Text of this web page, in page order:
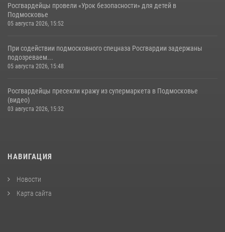
Росгвардейцы провели «Урок безопасности» для детей в
Подмосковье
05 августа 2026, 15:52
При содействии подмосковного спецназа Росгвардии задержаны
подозреваем...
05 августа 2026, 15:48
Росгвардейцы пресекли кражу из супермаркета в Подмосковье
(видео)
03 августа 2026, 15:32
НАВИГАЦИЯ
Новости
Карта сайта